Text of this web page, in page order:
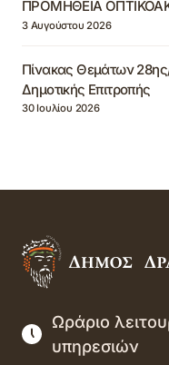
ΠΡΟΜΗΘΕΙΑ
3 Αυγούστου 2026
Πίνακας Θεμάτων
Δημοτικής Επιτροπής
30 Ιουλίου 2026
Ωράριο
υπηρεσιών